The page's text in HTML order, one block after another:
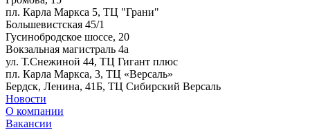
пл. Карла Маркса 5, ТЦ "Грани"
Большевистская 45/1
Гусинобродское шоссе, 20
Вокзальная магистраль 4а
ул. Т.Снежиной 44, ТЦ Гигант плюс
пл. Карла Маркса, 3, ТЦ «Версаль»
Бердск, Ленина, 41Б, ТЦ Сибирский Версаль
Новости
О компании
Вакансии